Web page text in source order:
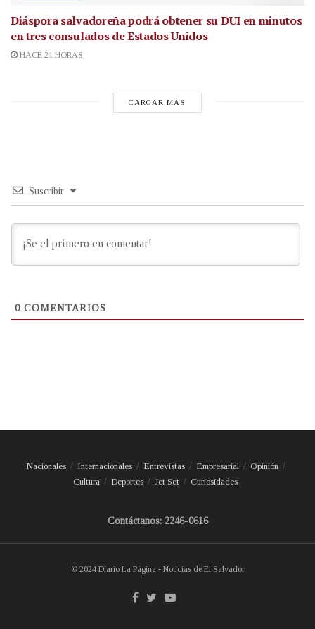
Diáspora salvadoreña podrá obtener su DUI en minutos
en tres consulados de Estados Unidos
HACE 21 HORAS
CARGAR MÁS
Suscribir
0 COMENTARIOS
Nacionales Internacionales Entrevistas Empresarial
Opinión
Cultura
Deportes Jet Set Curiosidades
Contáctanos: 2246-0616
© 2024 Diario La Página - Noticias de El Salvador